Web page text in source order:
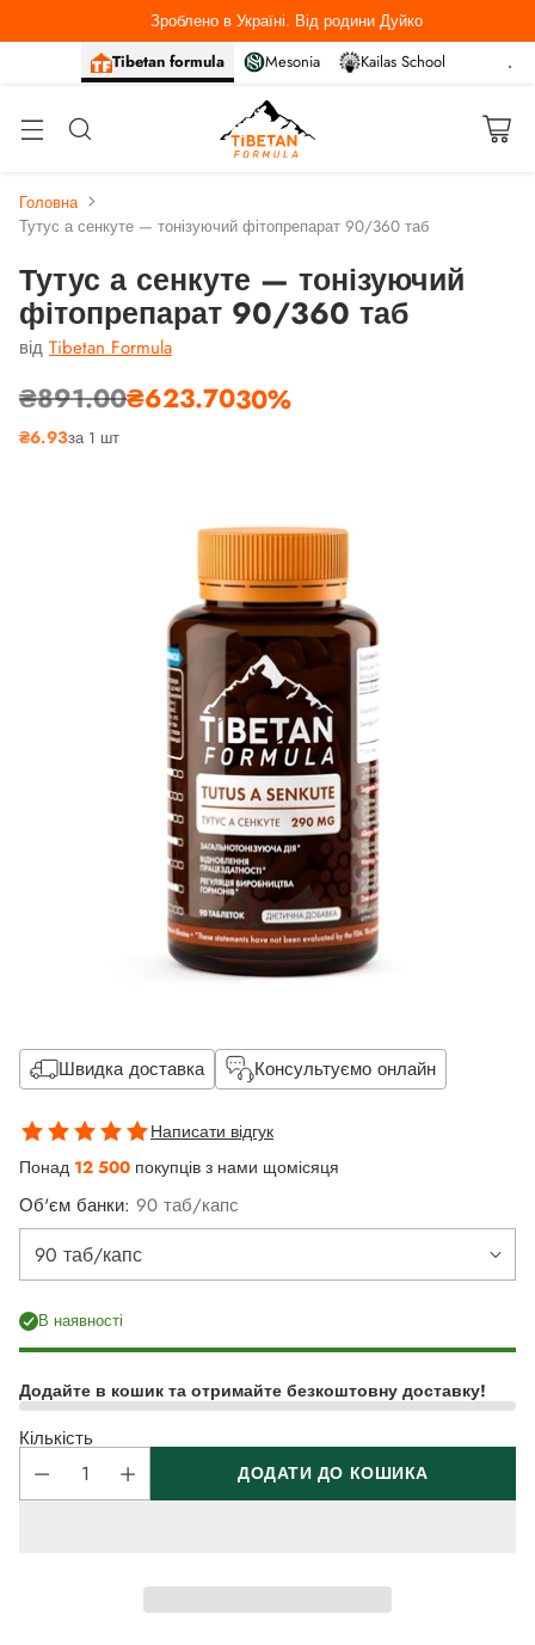
Tibetan formula Mesonia Kailas School
Зроблено в Україні. Від родини Дуйко
Головна
Тутус а сенкуте — тонізуючий фітопрепарат 90/360 таб
Тутус а сенкуте — тонізуючий
фітопрепарат 90/360 таб
від Tibetan Formula
Звичайна
ціна
₴891.00₴623.7030%
₴6.93за 1 шт
Швидка доставка Консультуємо онлайн
Написати відгук
Понад 12 500 покупців з нами щомісяця
Об'єм банки: 90 таб/капс
В наявності
Додайте в кошик та отримайте безкоштовну доставку!
Кількість
ДОДАТИ ДО КОШИКА